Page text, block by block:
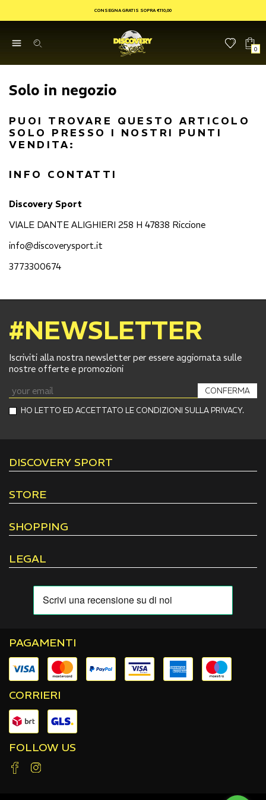
CONSEGNA GRATIS SOPRA €110,00
0
Solo in negozio
PUOI TROVARE QUESTO ARTICOLO
SOLO PRESSO I NOSTRI PUNTI
VENDITA:
INFO CONTATTI
Discovery Sport
VIALE DANTE ALIGHIERI 258 H 47838 Riccione
info@discoverysport.it
3773300674
#NEWSLETTER
Iscriviti alla nostra newsletter per essere aggiornata sulle
nostre offerte e promozioni
HO LETTO ED ACCETTATO LE CONDIZIONI SULLA PRIVACY.
CONFERMA
DISCOVERY SPORT
STORE
SHOPPING
LEGAL
PAGAMENTI
CORRIERI
FOLLOW US